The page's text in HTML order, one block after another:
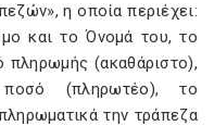
η οποία περιέχει:
και το Όνομά του, το
(ακαθάριστο),
(πληρωτέο), το
την τράπεζα